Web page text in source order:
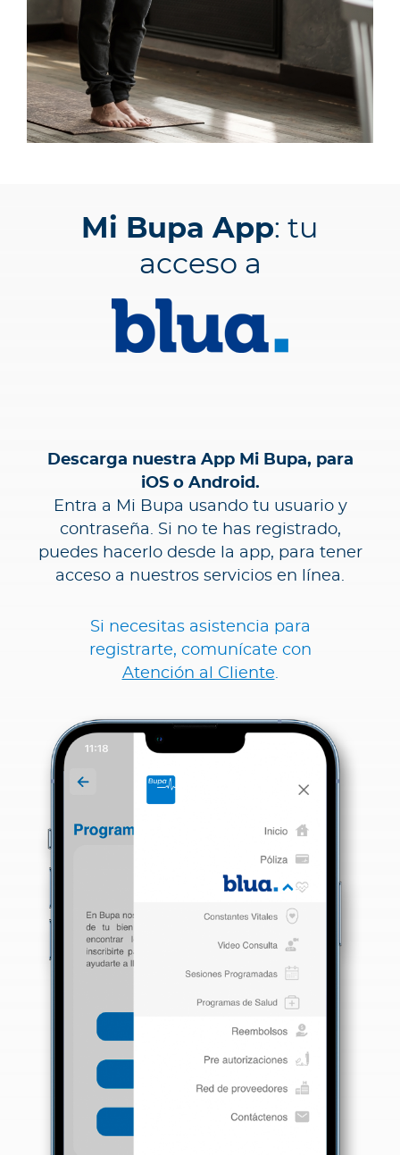
Mi Bupa App: tu
acceso a
Descarga nuestra App Mi Bupa, para
iOS o Android.
Entra a Mi Bupa usando tu usuario y
contraseña. Si no te has registrado,
puedes hacerlo desde la app, para tener
acceso a nuestros servicios en línea.
Si necesitas asistencia para
registrarte, comunícate con
Atención al Cliente.